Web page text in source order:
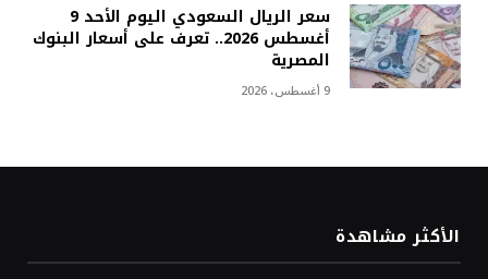
سعر الريال السعودي اليوم الأحد 9
أغسطس 2026.. تعرف على أسعار البنوك
المصرية
9 أغسطس، 2026
الأكثر مشاهدة